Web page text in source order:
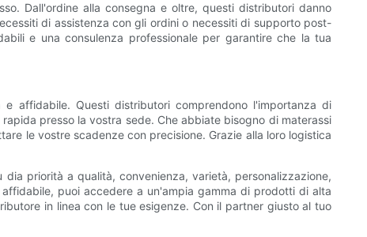
Dall'ordine alla consegna e oltre, questi distributori danno
di assistenza con gli ordini o necessiti di supporto post-
e una consulenza professionale per garantire che la tua
affidabile. Questi distributori comprendono l'importanza di
presso la vostra sede. Che abbiate bisogno di materassi
le vostre scadenze con precisione. Grazie alla loro logistica
priorità a qualità, convenienza, varietà, personalizzazione,
puoi accedere a un'ampia gamma di prodotti di alta
in linea con le tue esigenze. Con il partner giusto al tuo